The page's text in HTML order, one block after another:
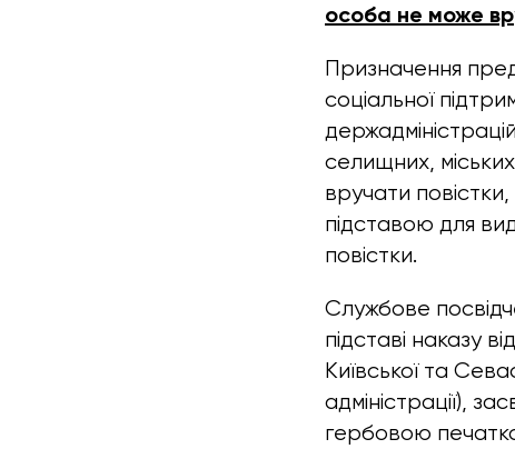
особа не може
Призначення
соціальної
селищних,
вручати
підставою для
повістки.
Службове
підставі наказу
Київської та
адміністрації),
гербовою